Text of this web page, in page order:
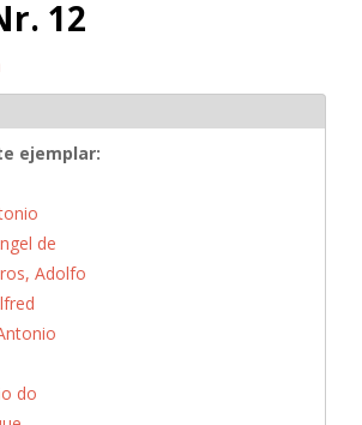
12
ejemplar:
de
Adolfo
do